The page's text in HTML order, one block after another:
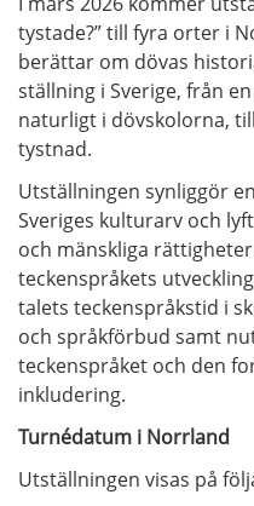
tystade?” till fyra orter i
berättar om dövas
ställning i Sverige, från
naturligt i dövskolorna,
tystnad.
Utställningen synliggör
Sveriges kulturarv och
och mänskliga
teckenspråkets
talets teckenspråkstid i
och språkförbud samt
teckenspråket och den
inkludering.
Turnédatum i Norrland
Utställningen visas på